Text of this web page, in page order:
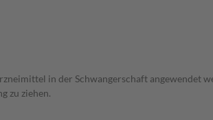
in der Schwangerschaft angewendet
zu ziehen.